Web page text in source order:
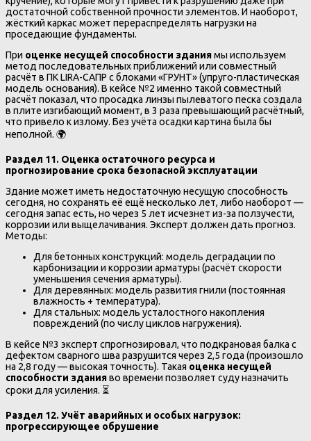
достаточной собственной прочности элементов. И наоборот,
жёсткий каркас может перераспределять нагрузки на
проседающие фундаменты.
При оценке несущей способности зданиямы используем
метод последовательных приближений или совместный
расчёт в ПК LIRA-САПР с блоками «ГРУНТ» (упруго-пластическая
модель основания). В кейсе №2 именно такой совместный
расчёт показал, что просадка линзы пылеватого песка создала
в плите изгибающий момент, в 3 раза превышающий расчётный,
что привело к излому. Без учёта осадки картина была бы
неполной. 🌍
Раздел 11. Оценка остаточного ресурса и
прогнозирование срока безопасной эксплуатации
Здание может иметь недостаточную несущую способность
сегодня, но сохранять её ещё несколько лет, либо наоборот —
сегодня запас есть, но через 5 лет исчезнет из-за ползучести,
коррозии или выщелачивания. Эксперт должен дать прогноз.
Методы:
Для бетонных конструкций: модель деградации по
карбонизации и коррозии арматуры (расчёт скорости
уменьшения сечения арматуры).
Для деревянных: модель развития гнили (постоянная
влажность + температура).
Для стальных: модель усталостного накопления
повреждений (по числу циклов нагружения).
В кейсе №3 эксперт спрогнозировал, что подкрановая балка с
дефектом сварного шва разрушится через 2,5 года (произошло
на 2,8 году — высокая точность). Такая оценка несущей
способности зданияво времени позволяет суду назначить
сроки для усиления. ⏳
Раздел 12. Учёт аварийных и особых нагрузок:
прогрессирующее обрушение